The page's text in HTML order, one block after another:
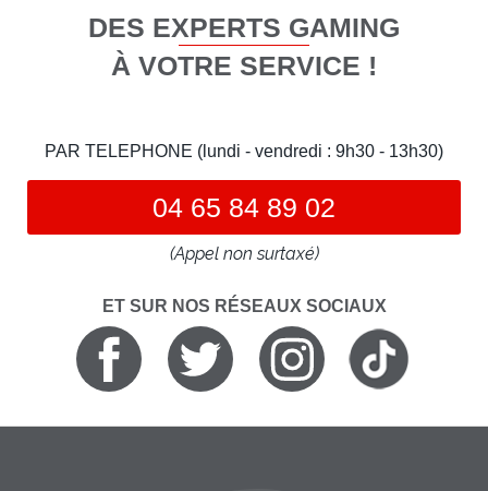
DES EXPERTS GAMING
À VOTRE SERVICE !
PAR TELEPHONE (lundi - vendredi : 9h30 - 13h30)
04 65 84 89 02
(Appel non surtaxé)
ET SUR NOS RÉSEAUX SOCIAUX